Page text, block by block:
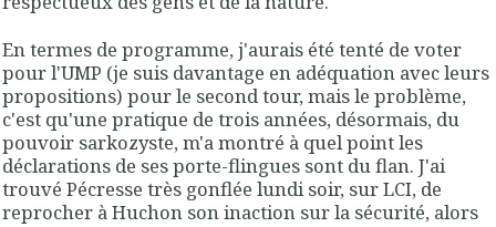
En termes de programme, j'aurais été tenté de voter
pour l'UMP (je suis davantage en adéquation avec leurs
propositions) pour le second tour, mais le problème,
c'est qu'une pratique de trois années, désormais, du
pouvoir sarkozyste, m'a montré à quel point les
déclarations de ses porte-flingues sont du flan. J'ai
trouvé Pécresse très gonflée lundi soir, sur LCI, de
reprocher à Huchon son inaction sur la sécurité, alors